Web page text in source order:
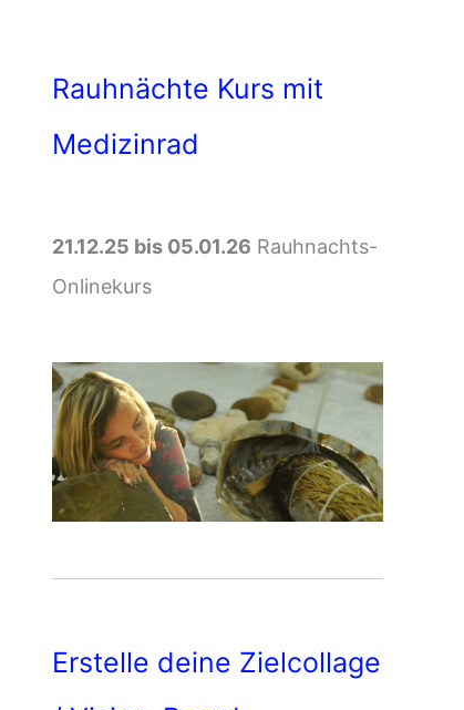
Rauhnächte Kurs mit
Medizinrad
21.12.25 bis 05.01.26 Rauhnachts-
Onlinekurs
Erstelle deine Zielcollage